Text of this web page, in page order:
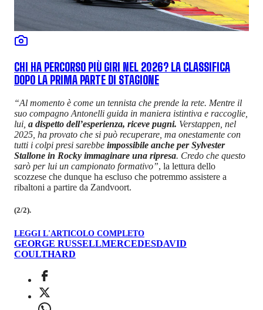
CHI HA PERCORSO PIÙ GIRI NEL 2026? LA CLASSIFICA
DOPO LA PRIMA PARTE DI STAGIONE
“Al momento è come un tennista che prende la rete. Mentre il
suo compagno Antonelli guida in maniera istintiva e raccoglie,
lui, a dispetto dell’esperienza, riceve pugni. Verstappen, nel
2025, ha provato che si può recuperare, ma onestamente con
tutti i colpi presi sarebbe impossibile anche per Sylvester
Stallone in Rocky immaginare una ripresa. Credo che questo
sarò per lui un campionato formativo”, la lettura dello
scozzese che dunque ha escluso che potremmo assistere a
ribaltoni a partire da Zandvoort.
(2/2).
LEGGI L'ARTICOLO COMPLETO
GEORGE RUSSELLMERCEDESDAVID
COULTHARD